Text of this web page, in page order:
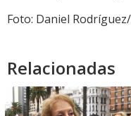
Foto: Daniel
Relacionadas